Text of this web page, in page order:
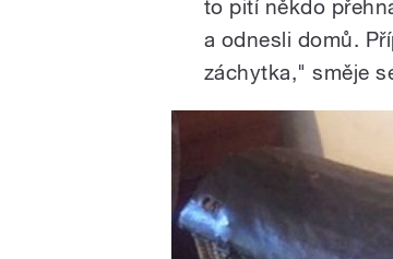
to pití někdo
a odnesli domů.
záchytka," směje